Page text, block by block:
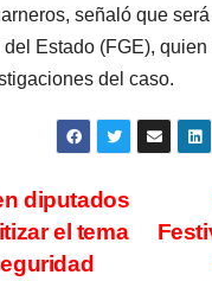
señaló que
del Estado (FGE),
del caso.
diputados
el tema